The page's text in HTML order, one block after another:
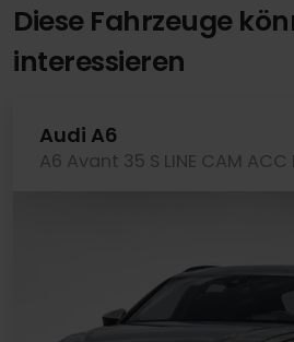
Diese Fahrzeuge
interessieren
Audi A6